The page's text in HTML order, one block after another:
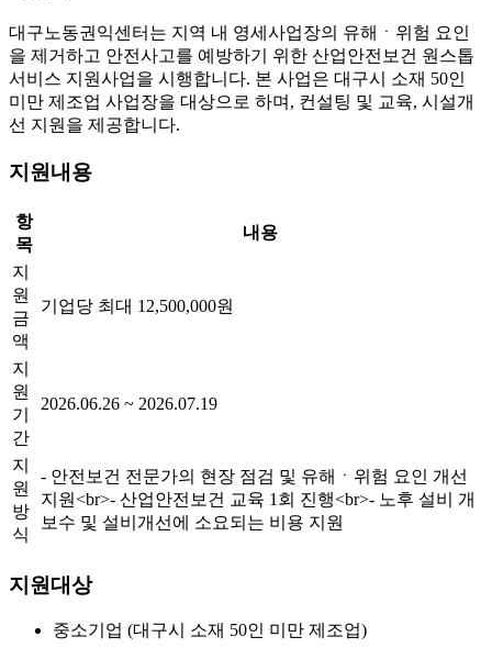
대구노동권익센터는 지역 내 영세사업장의 유해ㆍ위험 요인
을 제거하고 안전사고를 예방하기 위한 산업안전보건 원스톱
서비스 지원사업을 시행합니다. 본 사업은 대구시 소재 50인
미만 제조업 사업장을 대상으로 하며, 컨설팅 및 교육, 시설개
선 지원을 제공합니다.
지원내용
항
목
내용
지
원
금
액
기업당 최대 12,500,000원
지
원
기
간
2026.06.26 ~ 2026.07.19
지
원
방
식
- 안전보건 전문가의 현장 점검 및 유해ㆍ위험 요인 개선
지원<br>- 산업안전보건 교육 1회 진행<br>- 노후 설비 개
보수 및 설비개선에 소요되는 비용 지원
지원대상
중소기업 (대구시 소재 50인 미만 제조업)